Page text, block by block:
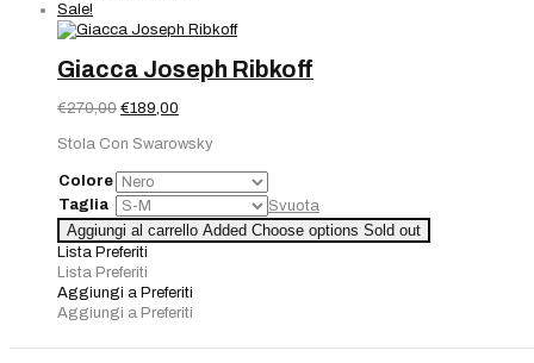
Sale!
Giacca Joseph Ribkoff
€270,00 Il
originale
era:
€270,00.
€189,00
attuale
è:
€189,00.
Stola Con Swarowsky
Colore
Taglia
Svuota
Aggiungi al carrello Added Choose options Sold out
Lista Preferiti
Lista Preferiti
Aggiungi a Preferiti
Aggiungi a Preferiti